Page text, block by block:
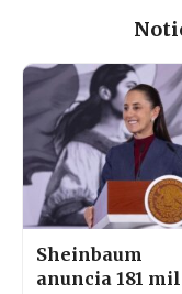
Sheinbaum
anuncia 181 mil